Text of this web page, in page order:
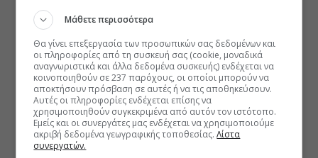
Μάθετε περισσότερα
Θα γίνει επεξεργασία των προσωπικών σας δεδομένων και
οι πληροφορίες από τη συσκευή σας (cookie, μοναδικά
αναγνωριστικά και άλλα δεδομένα συσκευής) ενδέχεται να
κοινοποιηθούν σε 237 παρόχους, οι οποίοι μπορούν να
αποκτήσουν πρόσβαση σε αυτές ή να τις αποθηκεύσουν.
Αυτές οι πληροφορίες ενδέχεται επίσης να
χρησιμοποιηθούν συγκεκριμένα από αυτόν τον ιστότοπο.
Εμείς και οι συνεργάτες μας ενδέχεται να χρησιμοποιούμε
ακριβή δεδομένα γεωγραφικής τοποθεσίας.Λίστα
συνεργατών.